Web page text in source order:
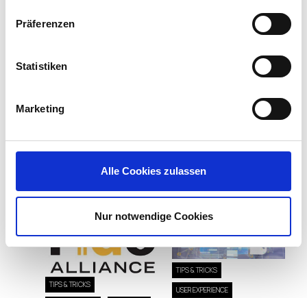
Präferenzen
Statistiken
Marketing
Alle Cookies zulassen
Nur notwendige Cookies
TIPS & TRICKS
TIPS & TRICKS
USER EXPERIENCE